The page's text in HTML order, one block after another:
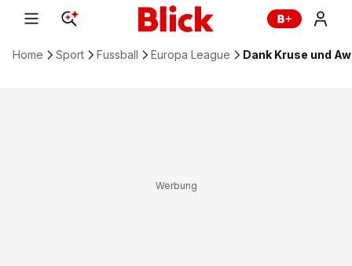
Home Sport Fussball Europa League Dank Kruse und